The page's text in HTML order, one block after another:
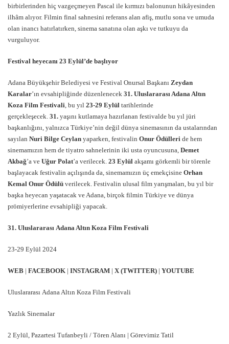
birbirlerinden hiç vazgeçmeyen Pascal ile kırmızı balonunun hikâyesinden
ilhâm alıyor. Filmin final sahnesini referans alan afiş, mutlu sona ve umuda
olan inancı hatırlatırken, sinema sanatına olan aşkı ve tutkuyu da
vurguluyor.
Festival heyecanı 23 Eylül’de başlıyor
Adana Büyükşehir Belediyesi ve Festival Onursal Başkanı Zeydan
Karalar’ın evsahipliğinde düzenlenecek 31. Uluslararası Adana Altın
Koza Film Festivali, bu yıl 23-29 Eylül tarihlerinde
gerçekleşecek. 31. yaşını kutlamaya hazırlanan festivalde bu yıl jüri
başkanlığını, yalnızca Türkiye’nin değil dünya sinemasının da ustalarından
sayılan Nuri Bilge Ceylan yaparken, festivalin Onur Ödülleri de hem
sinemamızın hem de tiyatro sahnelerinin iki usta oyuncusuna, Demet
Akbağ’a ve Uğur Polat’a verilecek. 23 Eylül akşamı görkemli bir törenle
başlayacak festivalin açılışında da, sinemamızın üç emekçisine Orhan
Kemal Onur Ödülü verilecek. Festivalin ulusal film yarışmaları, bu yıl bir
başka heyecan yaşatacak ve Adana, birçok filmin Türkiye ve dünya
prömiyerlerine evsahipliği yapacak.
31. Uluslararası Adana Altın Koza Film Festivali
23-29 Eylül 2024
WEB | FACEBOOK | INSTAGRAM | X (TWITTER) | YOUTUBE
Uluslararası Adana Altın Koza Film Festivali
Yazlık Sinemalar
2 Eylül, Pazartesi Tufanbeyli / Tören Alanı | Görevimiz Tatil